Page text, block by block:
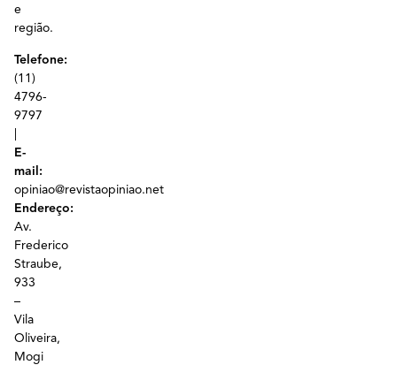
e
região.
Telefone:
(11)
4796-
9797
E-
mail:
opiniao@revistaopiniao.net
Endereço:
Av.
Frederico
Straube,
933
–
Vila
Oliveira,
Mogi